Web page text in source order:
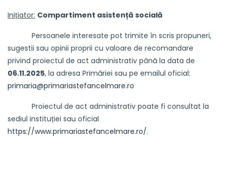
Inițiator: Compartiment asistență socială
Persoanele interesate pot trimite în scris propuneri,
sugestii sau opinii proprii cu valoare de recomandare
privind proiectul de act administrativ până la data de
06.11.2025, la adresa Primăriei sau pe emailul oficial:
primaria@primariastefancelmare.ro
Proiectul de act administrativ poate fi consultat la
sediul instituției sau oficial
https://www.primariastefancelmare.ro/.